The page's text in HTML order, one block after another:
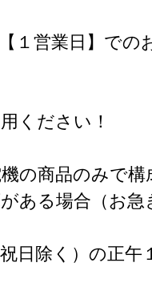
１営業日】での
ください！
の商品のみで構
ある場合（お急
日除く）の正午